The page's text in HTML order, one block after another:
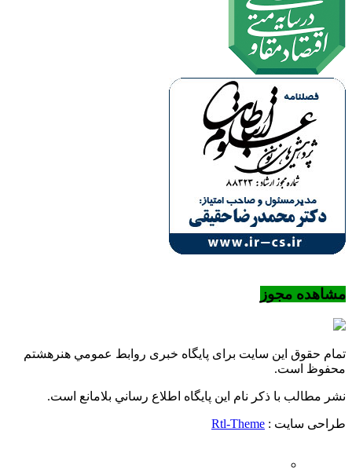
مشاهده مجوز
تمام حقوق این سایت برای پایگاه خبری روابط عمومي هنرهشتم
محفوظ است.
نشر مطالب با ذکر نام اين پايگاه اطلاع رساني بلامانع است.
طراحی سایت : Rtl-Theme